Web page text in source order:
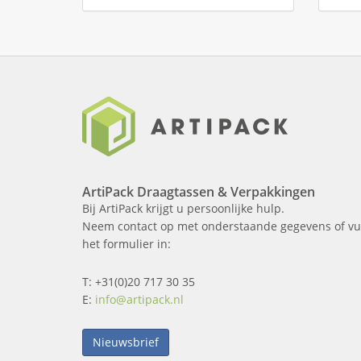
ArtiPack Draagtassen & Verpakkingen
Bij ArtiPack krijgt u persoonlijke hulp.
Neem contact op met onderstaande gegevens of
het formulier in:
T: +31(0)20 717 30 35
E: info@artipack.nl
Nieuwsbrief